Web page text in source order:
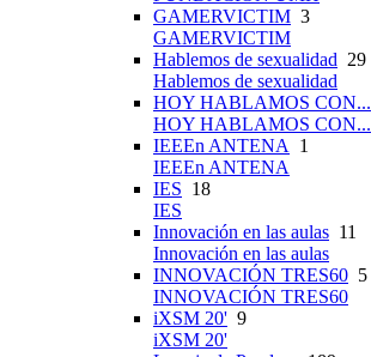
GAMERVICTIM 3
GAMERVICTIM
Hablemos de sexualidad 29
Hablemos de sexualidad
HOY HABLAMOS CON...
HOY HABLAMOS CON...
IEEEn ANTENA
1
IEEEn ANTENA
IES 18
IES
Innovación en las aulas 11
Innovación en las aulas
INNOVACIÓN TRES60 5
INNOVACIÓN TRES60
iXSM 20' 9
iXSM 20'